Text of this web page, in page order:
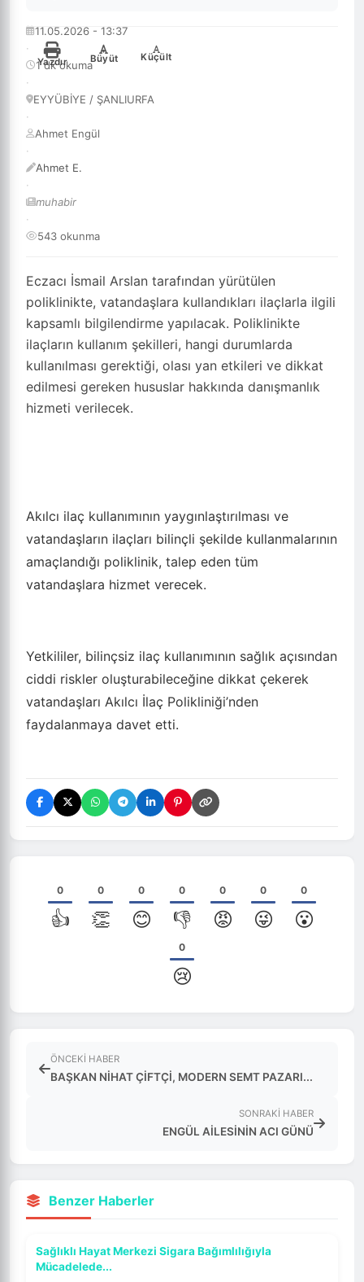
Eczacı İsmail Arslan tarafından yürütülen
poliklinikte, vatandaşlara kullandıkları ilaçlarla ilgili
kapsamlı bilgilendirme yapılacak. Poliklinikte
ilaçların kullanım şekilleri, hangi durumlarda
kullanılması gerektiği, olası yan etkileri ve dikkat
edilmesi gereken hususlar hakkında danışmanlık
hizmeti verilecek.
11.05.2026 - 13:37
·
1 dk okuma
·
EYYÜBİYE / ŞANLIURFA
·
Ahmet Engül
·
Ahmet E.
·
muhabir
·
543 okunma
Yazdır
+
Büyüt
-
Küçült
Akılcı ilaç kullanımının yaygınlaştırılması ve
vatandaşların ilaçları bilinçli şekilde kullanmalarının
amaçlandığı poliklinik, talep eden tüm
vatandaşlara hizmet verecek.
Yetkililer, bilinçsiz ilaç kullanımının sağlık açısından
ciddi riskler oluşturabileceğine dikkat çekerek
vatandaşları Akılcı İlaç Polikliniği’nden
faydalanmaya davet etti.
0
👍
0
👏
0
😊
0
👎
0
😡
0
😜
0
😮
0
😢
ÖNCEKI HABER
BAŞKAN NİHAT ÇİFTÇİ, MODERN SEMT PAZARI...
SONRAKI HABER
ENGÜL AİLESİNİN ACI GÜNÜ
Benzer Haberler
Sağlıklı Hayat Merkezi Sigara Bağımlılığıyla
Mücadelede...